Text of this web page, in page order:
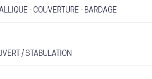
- COUVERTURE - BARDAGE
/ STABULATION